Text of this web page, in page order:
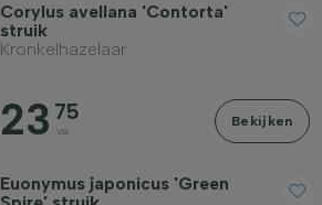
Corylus avellana 'Contorta'
struik
Kronkelhazelaar
23 75
va
Bekijken
Euonymus japonicus 'Green